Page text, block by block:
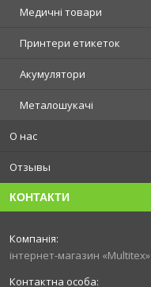
Медичні товари
Принтери етикеток
Акумулятори
Металошукачі
О нас
Отзывы
КОНТАКТИ
інтернет-магазин «Multitex»